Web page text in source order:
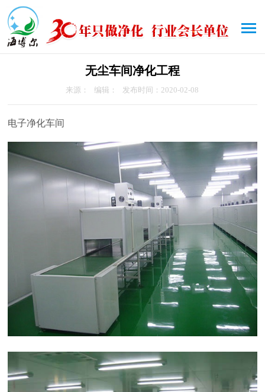
无尘车间净化工程
来源： 编辑： 发布时间：2020-02-08
电子净化车间